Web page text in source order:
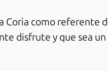
Coria como referente
disfrute y que sea